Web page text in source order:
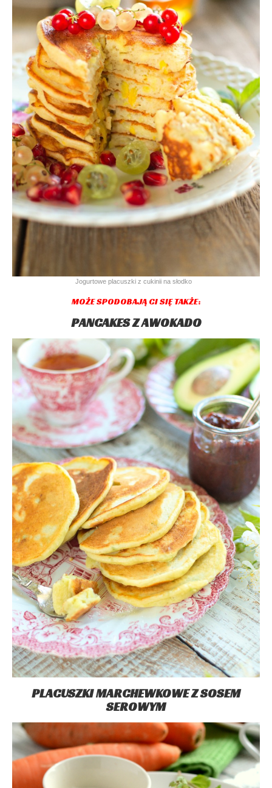
Jogurtowe placuszki z cukinii na słodko
MOŻE SPODOBAJĄ CI SIĘ TAKŻE:
PANCAKES Z AWOKADO
PLACUSZKI MARCHEWKOWE Z SOSEM
SEROWYM